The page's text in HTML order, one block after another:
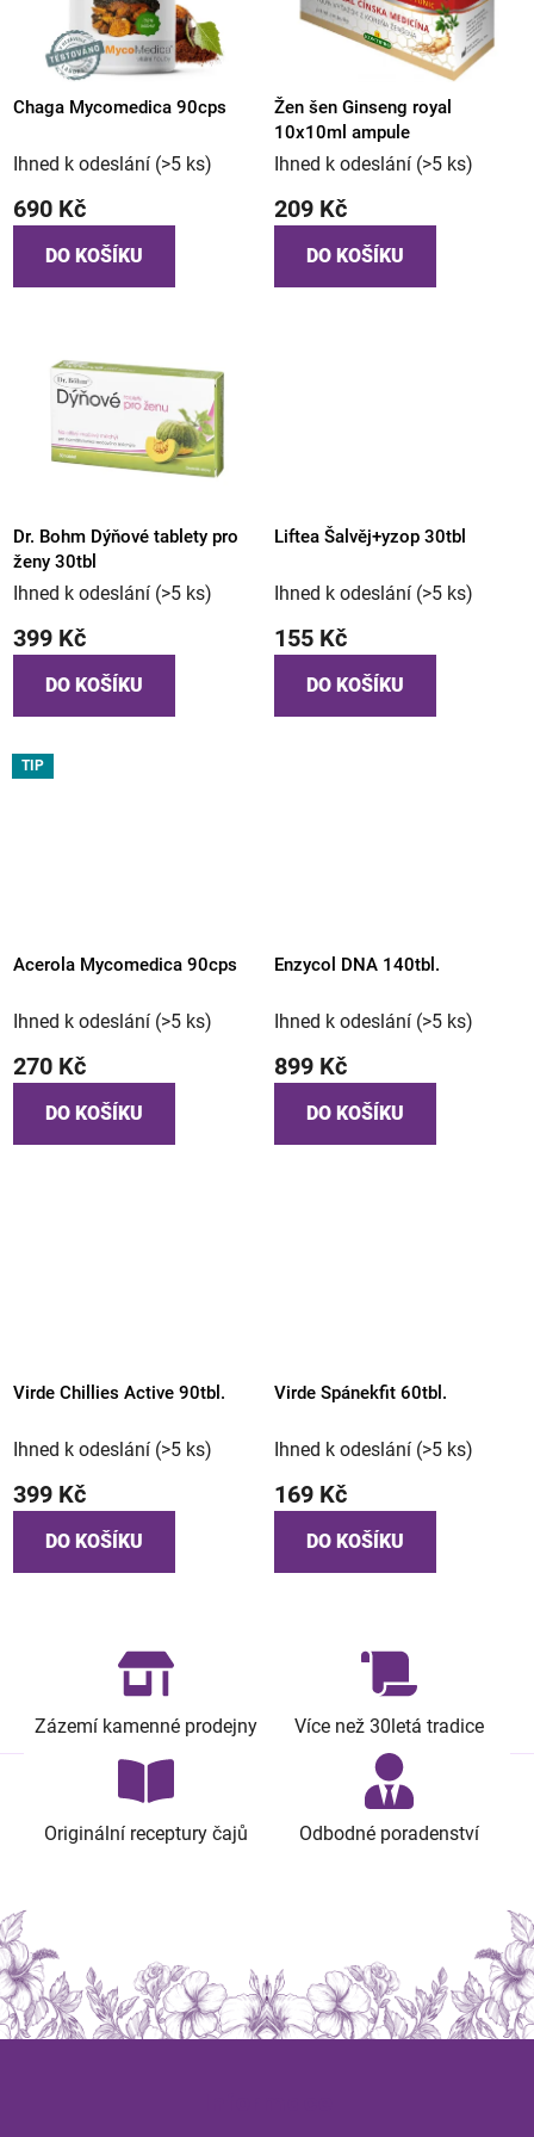
Chaga Mycomedica 90cps
Ihned k odeslání (>5 ks)
690 Kč
DO KOŠÍKU
Žen šen Ginseng royal
10x10ml ampule
Ihned k odeslání (>5 ks)
209 Kč
DO KOŠÍKU
Dr. Bohm Dýňové tablety pro
ženy 30tbl
Ihned k odeslání (>5 ks)
399 Kč
DO KOŠÍKU
Liftea Šalvěj+yzop 30tbl
Ihned k odeslání (>5 ks)
155 Kč
DO KOŠÍKU
TIP
Acerola Mycomedica 90cps
Ihned k odeslání (>5 ks)
270 Kč
DO KOŠÍKU
Enzycol DNA 140tbl.
Ihned k odeslání (>5 ks)
899 Kč
DO KOŠÍKU
Virde Chillies Active 90tbl.
Ihned k odeslání (>5 ks)
399 Kč
DO KOŠÍKU
Virde Spánekfit 60tbl.
Ihned k odeslání (>5 ks)
169 Kč
DO KOŠÍKU
Zázemí kamenné prodejny Více než 30letá tradice
Originální receptury čajů Odbodné poradenství
Z